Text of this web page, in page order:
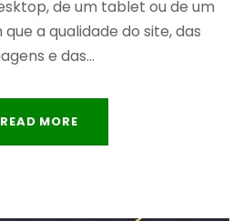
de um tablet ou de um
a qualidade do site, das
e das...
READ MORE